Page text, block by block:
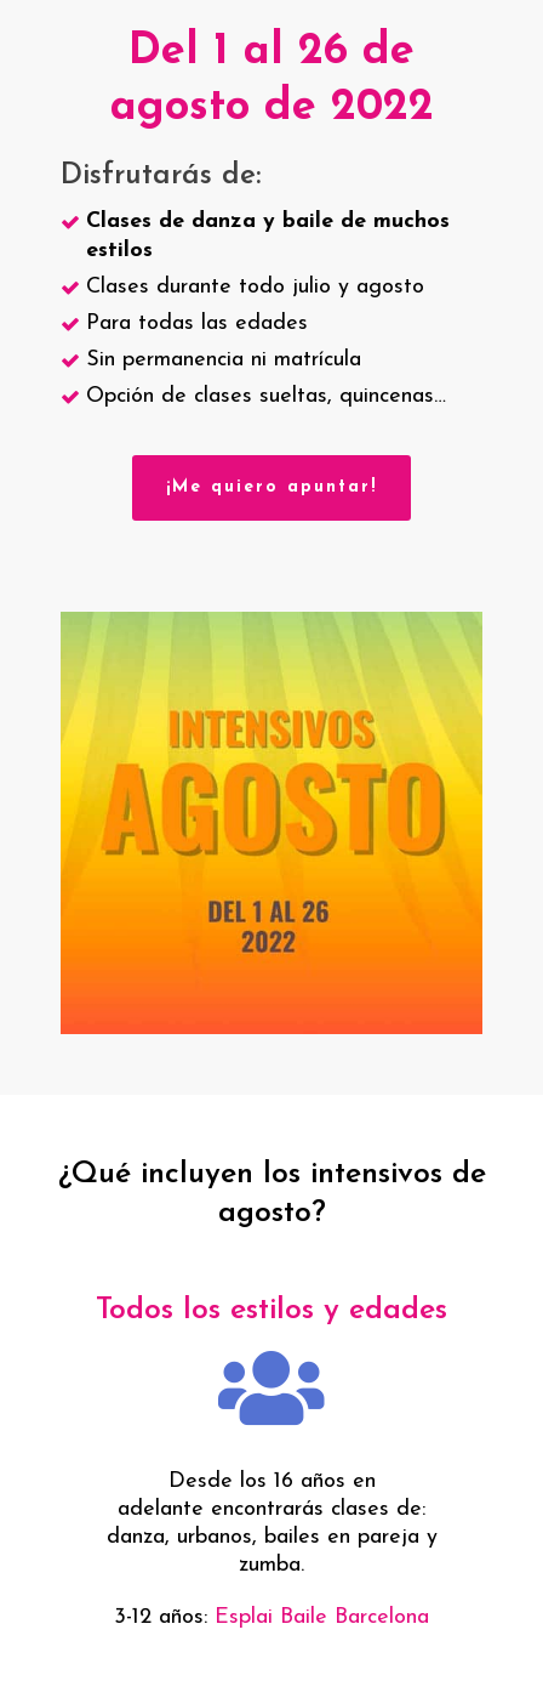
Del 1 al 26 de
agosto de 2022
Disfrutarás de:
Clases de danza y baile de muchos
estilos
Clases durante todo julio y agosto
Para todas las edades
Sin permanencia ni matrícula
Opción de clases sueltas, quincenas…
¡Me quiero apuntar!
¿Qué incluyen los intensivos de
agosto?
Todos los estilos y edades
Desde los 16 años en
adelante encontrarás clases de:
danza, urbanos, bailes en pareja y
zumba.
3-12 años: Esplai Baile Barcelona